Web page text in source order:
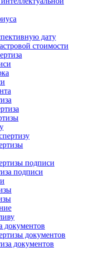
дату
стоимости
подписи
подписи
документов
документов
документов